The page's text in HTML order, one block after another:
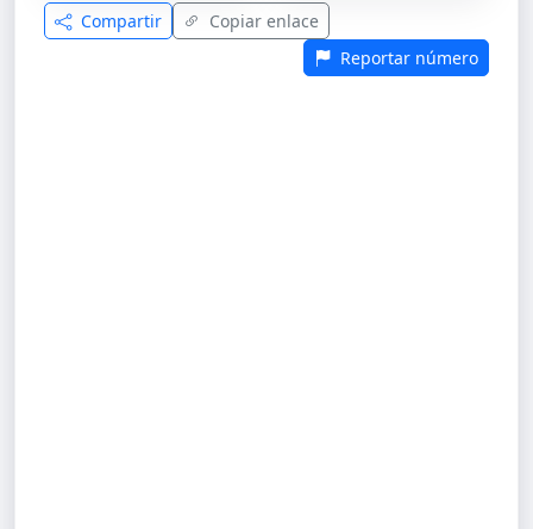
Compartir
Copiar enlace
Reportar número